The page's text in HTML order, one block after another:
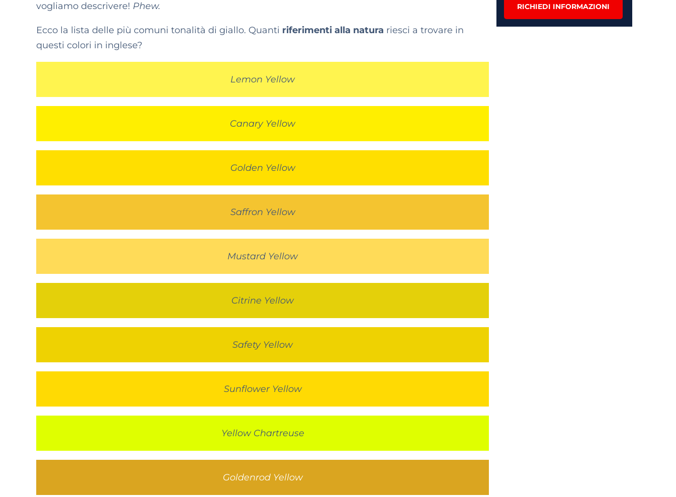
vogliamo descrivere! Phew.
Ecco la lista delle più comuni tonalità di giallo. Quanti riferimenti alla natura riesci a trovare in
questi colori in inglese?
Lemon Yellow
Canary Yellow
Golden Yellow
Saffron Yellow
Mustard Yellow
Citrine Yellow
Safety Yellow
Sunflower Yellow
Yellow Chartreuse
Goldenrod Yellow
RICHIEDI INFORMAZIONI